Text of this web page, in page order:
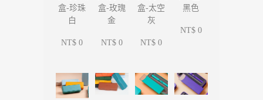
盒-珍珠
白
NT$ 0
盒-玫瑰
金
NT$ 0
盒-太空
灰
NT$ 0
黑色
NT$ 0